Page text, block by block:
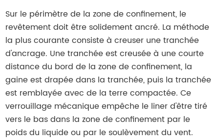
Sur le périmètre de la zone de confinement, le
revêtement doit être solidement ancré. La méthode
la plus courante consiste à creuser une tranchée
d'ancrage. Une tranchée est creusée à une courte
distance du bord de la zone de confinement, la
gaine est drapée dans la tranchée, puis la tranchée
est remblayée avec de la terre compactée. Ce
verrouillage mécanique empêche le liner d'être tiré
vers le bas dans la zone de confinement par le
poids du liquide ou par le soulèvement du vent.